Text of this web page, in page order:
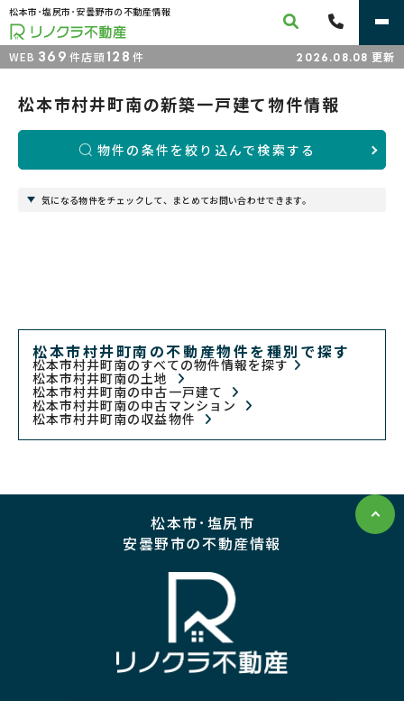
松本市･塩尻市･安曇野市の不動産情報
WEB 369 件店頭128 件 2026.08.08 更新
松本市村井町南の新築一戸建て物件情報
物件の条件を絞り込んで検索する
気になる物件をチェックして、まとめてお問い合わせできます。
松本市村井町南の不動産物件を種別で探す
松本市村井町南のすべての物件情報を探す
松本市村井町南の土地
松本市村井町南の中古一戸建て
松本市村井町南の中古マンション
松本市村井町南の収益物件
松本市･塩尻市
安曇野市の不動産情報